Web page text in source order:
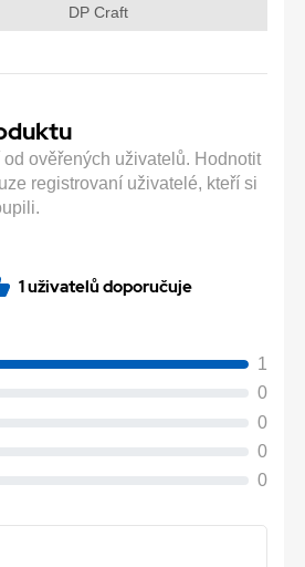
DP Craft
ověřených uživatelů. Hodnotit
registrovaní uživatelé, kteří si
1 uživatelů doporučuje
1
0
0
0
0